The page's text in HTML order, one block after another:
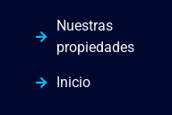
Nuestras
propiedades
Inicio